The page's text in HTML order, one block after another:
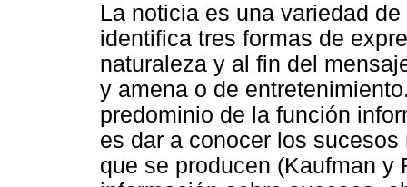
La noticia es una variedad
identifica tres formas de
naturaleza y al fin del
y amena o de
predominio de la función
es dar a conocer los
que se producen (Kaufman y